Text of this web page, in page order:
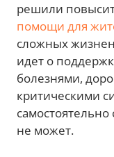
решили
помощи для
сложных
идет о
болезнями,
критическими
самостоятельно
не может.